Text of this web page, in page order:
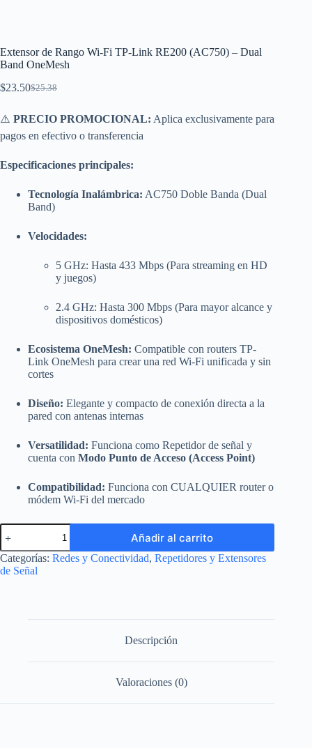
Extensor de Rango Wi-Fi TP-Link RE200 (AC750) – Dual
Band OneMesh
$25.38
El
original
$25.38.
$23.50El
actual
$23.50.
⚠️ PRECIO PROMOCIONAL: Aplica exclusivamente para
pagos en efectivo o transferencia
Especificaciones principales:
Tecnología Inalámbrica: AC750 Doble Banda (Dual
Band)
Velocidades:
5 GHz: Hasta 433 Mbps (Para streaming en HD
y juegos)
2.4 GHz: Hasta 300 Mbps (Para mayor alcance y
dispositivos domésticos)
Ecosistema OneMesh: Compatible con routers TP-
Link OneMesh para crear una red Wi-Fi unificada y sin
cortes
Diseño: Elegante y compacto de conexión directa a la
pared con antenas internas
Versatilidad: Funciona como Repetidor de señal y
cuenta con Modo Punto de Acceso (Access Point)
Compatibilidad: Funciona con CUALQUIER router o
módem Wi-Fi del mercado
Extensor
de
Rango
Wi-
Fi
(AC750)
Añadir al carrito
Categorías: Redes y Conectividad, Repetidores y Extensores
de Señal
Descripción
Valoraciones (0)